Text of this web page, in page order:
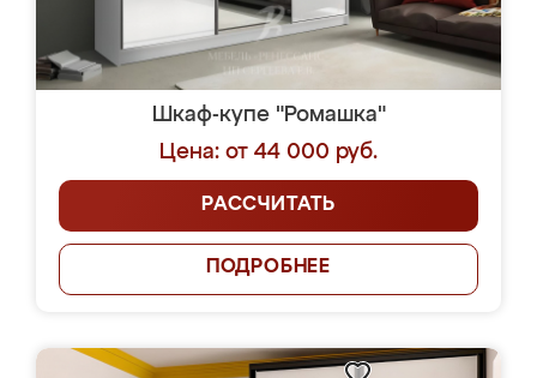
Шкаф-купе "Ромашка"
Цена: от 44 000 руб.
РАССЧИТАТЬ
ПОДРОБНЕЕ